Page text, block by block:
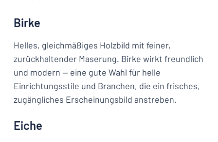
Birke
Helles, gleichmäßiges Holzbild mit feiner,
zurückhaltender Maserung. Birke wirkt freundlich
und modern — eine gute Wahl für helle
Einrichtungsstile und Branchen, die ein frisches,
zugängliches Erscheinungsbild anstreben.
Eiche